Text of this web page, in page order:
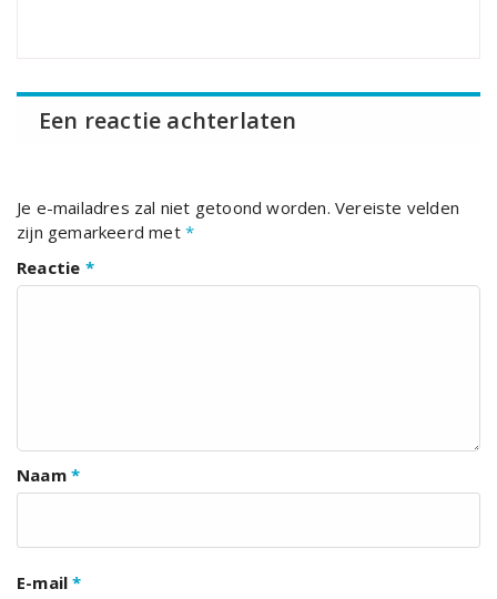
Een reactie achterlaten
Je e-mailadres zal niet getoond worden. Vereiste velden
zijn gemarkeerd met *
Reactie *
Naam *
E-mail*